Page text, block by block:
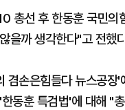
총선 후 한동훈 국민
을까 생각한다"고 전했
겸손은힘들다 뉴스공
동훈 특검법'에 대해 "